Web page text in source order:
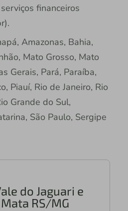
financeiros
Amazonas, Bahia,
Mato Grosso, Mato
Gerais, Pará, Paraíba,
Piauí, Rio de Janeiro, Rio
Grande do Sul,
São Paulo, Sergipe
do Jaguari e
RS/MG